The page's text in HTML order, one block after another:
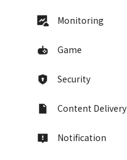
Monitoring
Game
Security
Content Delivery
Notification